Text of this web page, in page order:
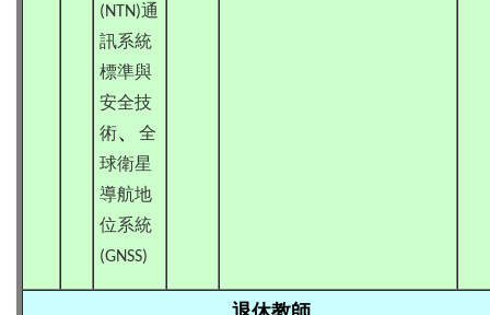
(NTN)通
訊系統
標準與
安全技
術、
全
球衛星
導航地
位系統
(GNSS)